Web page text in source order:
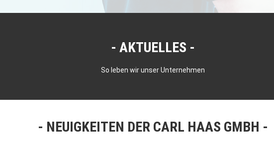
AKTUELLES
So leben wir unser Unternehmen
NEUIGKEITEN DER CARL HAAS GMBH